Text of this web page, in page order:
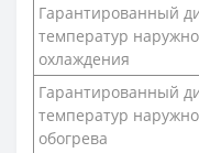
Гарантированный
температур
охлаждения
Гарантированный
температур
обогрева